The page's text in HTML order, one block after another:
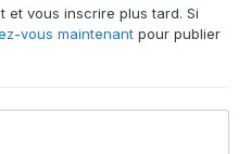
et vous inscrire plus tard. Si
vous maintenant pour publier